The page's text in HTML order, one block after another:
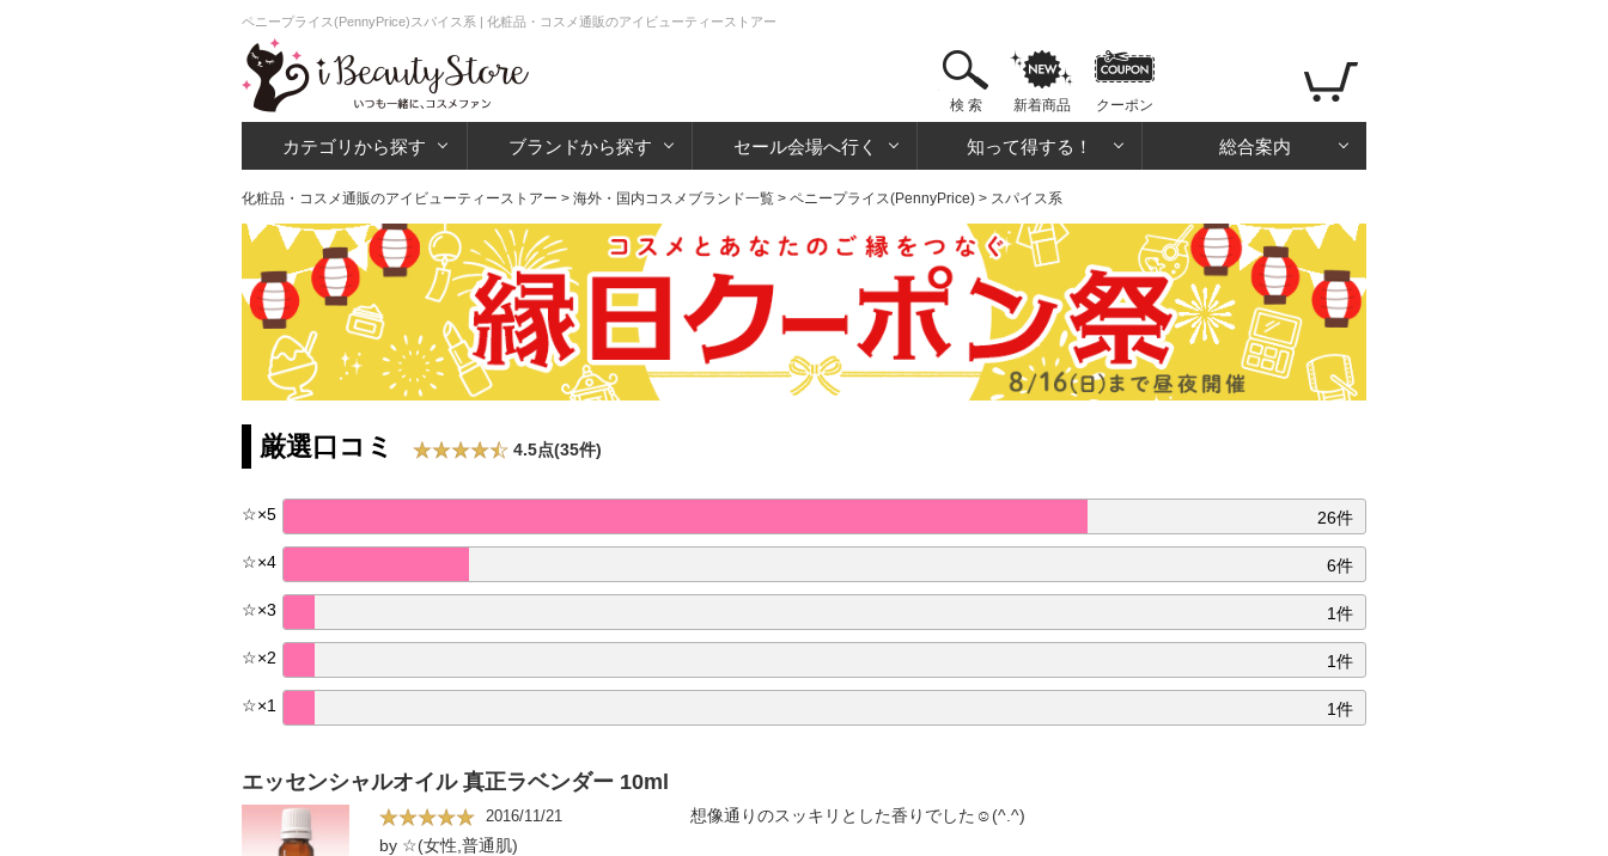
ペニープライス(PennyPrice)スパイス系 | 化粧品・コスメ通販のアイビューティーストアー
検 索 新着商品 クーポン
カテゴリから探す ブランドから探す セール会場へ行く 知って得する！ 総合案内
化粧品・コスメ通販のアイビューティーストアー > 海外・国内コスメブランド一覧 > ペニープライス(PennyPrice) > スパイス系
厳選口コミ 4.5点(35件)
☆×5 26件
☆×4 6件
☆×3 1件
☆×2 1件
☆×1 1件
エッセンシャルオイル 真正ラベンダー 10ml
2016/11/21
by ☆(女性,普通肌)
想像通りのスッキリとした香りでした☺(^.^)